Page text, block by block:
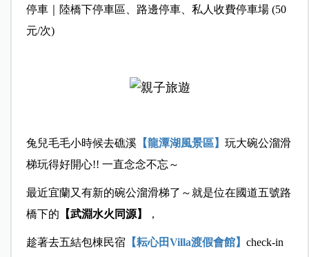
停車｜陸橋下停車區、路邊停車、私人收費停車場 (50
元/次)
兔兒毛毛小時候去礁溪【龍潭湖風景區】 玩大碗公溜滑
梯玩得好開心!! 一直念念不忘～
最近宜蘭又有新的碗公溜滑梯了～就是位在國道五號路
橋下的 【武淵水火同源】 ，
趁著去五結包棟民宿 【耘心田Villa渡假會館】 check-in